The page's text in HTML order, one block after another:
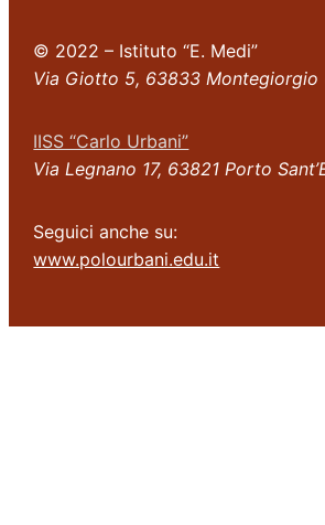
© 2022 – Istituto “E. Medi”
Via Giotto 5, 63833 Montegiorgio
IISS “Carlo Urbani”
Via Legnano 17, 63821 Porto
Seguici anche su:
www.polourbani.edu.it